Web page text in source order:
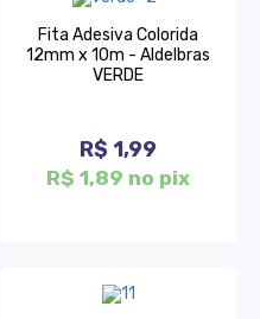
Fita Adesiva Colorida
12mm x 10m - Aldelbras
VERDE
R$ 1,99
R$ 1,89 no pix